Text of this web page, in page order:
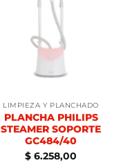
LIMPIEZA Y PLANCHADO
PLANCHA PHILIPS
STEAMER SOPORTE
GC484/40
$ 6.258,00